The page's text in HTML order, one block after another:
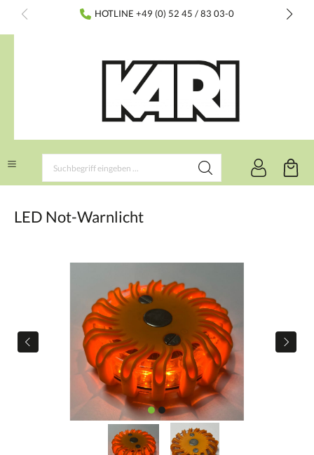
springen HOTLINE +49 (0) 52 45 / 83 03-0
LED Not-Warnlicht